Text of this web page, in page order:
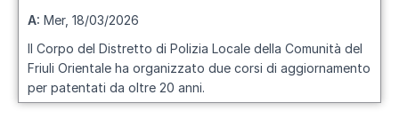
A: Mer, 18/03/2026
Il Corpo del Distretto di Polizia Locale della Comunità del
Friuli Orientale ha organizzato due corsi di aggiornamento
per patentati da oltre 20 anni.